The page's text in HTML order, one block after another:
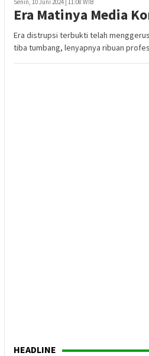
Era Matinya Media
Era distrupsi terbukti telah
tiba tumbang, lenyapnya ribuan
HEADLINE